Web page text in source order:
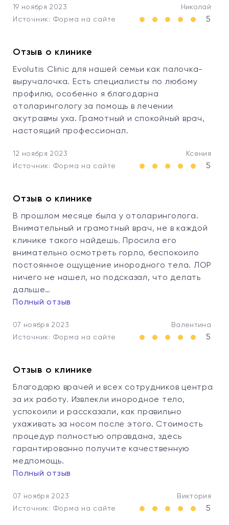
19 ноября 2023
Николай
Источник: Форма на сайте
5
Отзыв о клинике
Evolutis Clinic для нашей семьи как палочка-
выручалочка. Есть специалисты по любому
профилю, особенно я благодарна
отоларингологу за помощь в лечении
акутравмы уха. Грамотный и спокойный врач,
настоящий профессионал.
12 ноября 2023
Ксения
Источник: Форма на сайте
5
Отзыв о клинике
В прошлом месяце была у отоларинголога.
Внимательный и грамотный врач, не в каждой
клинике такого найдешь. Просила его
внимательно осмотреть горло, беспокоило
постоянное ощущение инородного тела. ЛОР
ничего не нашел, но подсказал, что делать
дальше…
Полный отзыв
07 ноября 2023
Валентина
Источник: Форма на сайте
5
Отзыв о клинике
Благодарю врачей и всех сотрудников центра
за их работу. Извлекли инородное тело,
успокоили и рассказали, как правильно
ухаживать за носом после этого. Стоимость
процедур полностью оправдана, здесь
гарантированно получите качественную
медпомощь.
Полный отзыв
07 ноября 2023
Виктория
Источник: Форма на сайте
5